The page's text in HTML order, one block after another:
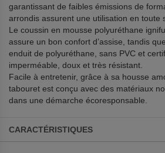
garantissant de faibles émissions de
arrondis assurent une utilisation en toute
Le coussin en mousse polyuréthane
assure un bon confort d’assise, tandis
enduit de polyuréthane, sans PVC et
imperméable, doux et très résistant.
Facile à entretenir, grâce à sa housse
tabouret est conçu avec des matériaux
dans une démarche écoresponsable.
CARACTÉRISTIQUES